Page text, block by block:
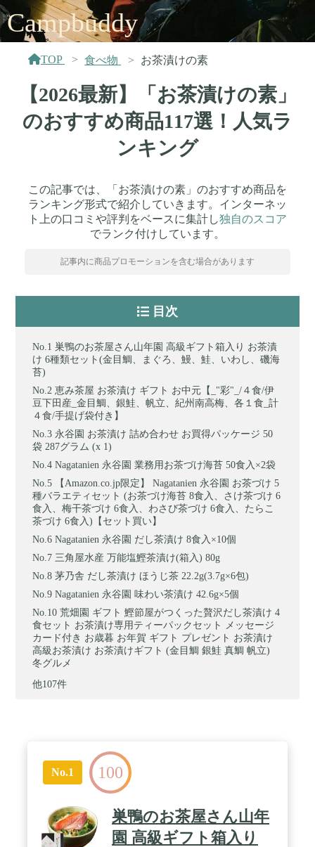
Campbuddy
TOP 食べ物 お茶漬けの素
【2026最新】「お茶漬けの素」
のおすすめ商品117選！人気ラ
ンキング
この記事では、「お茶漬けの素」のおすすめ商品を
ランキング形式で紹介していきます。インターネッ
ト上の口コミや評判をベースに集計し独自のスコア
でランク付けしています。
記事内に商品プロモーションを含む場合があります
目次
巣鴨のお茶屋さん山年園 高級ギフト箱入り お茶漬
け 6種類セット(金目鯛、まぐろ、鰻、鮭、いわし、磯海
苔)
恵み茶屋 お茶漬け ギフト お中元【_"彩"_/４食/伊
豆下田産_金目鯛、銀鮭、帆立、紀州南高梅、各１食_計
４食/手提げ袋付き】
永谷園 お茶漬け 詰め合わせ お買得パッケージ 50
袋 287グラム (x 1)
Nagatanien 永谷園 業務用お茶づけ海苔 50食入×2袋
【Amazon.co.jp限定】 Nagatanien 永谷園 お茶づけ 5
種バラエティセット (お茶づけ海苔 8食入、さけ茶づけ 6
食入、梅干茶づけ 6食入、わさび茶づけ 6食入、たらこ
茶づけ 6食入)【セット買い】
Nagatanien 永谷園 だし茶漬け 8食入×10個
三角屋水産 万能塩鰹茶漬け(箱入) 80g
茅乃舎 だし茶漬け ほうじ茶 22.2g(3.7g×6包)
Nagatanien 永谷園 味わい茶漬け 42.6g×5個
荒畑園 ギフト 鰹節屋がつくった贅沢だし茶漬け 4
食セット お茶漬け専用ティーパックセット メッセージ
カード付き お歳暮 お年賀 ギフト プレゼント お茶漬け
高級お茶漬け お茶漬けギフト (金目鯛 銀鮭 真鯛 帆立)
冬グルメ
他107件
No.1 100
巣鴨のお茶屋さん山年
園 高級ギフト箱入り